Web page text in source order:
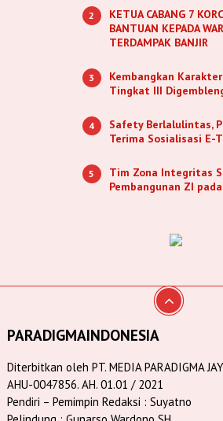
2
KETUA CABANG 7
BANTUAN KEPADA
TERDAMPAK BANJIR
3
Kembangkan
Tingkat III
4
Safety Berlalulintas,
Terima Sosialisasi E-
5
Tim Zona Integritas
Pembangunan ZI
PARADIGMAINDONESIA
Diterbitkan oleh PT. MEDIA PARADIGMA
AHU-0047856. AH. 01.01 / 2021
Pendiri – Pemimpin Redaksi : Suyatno